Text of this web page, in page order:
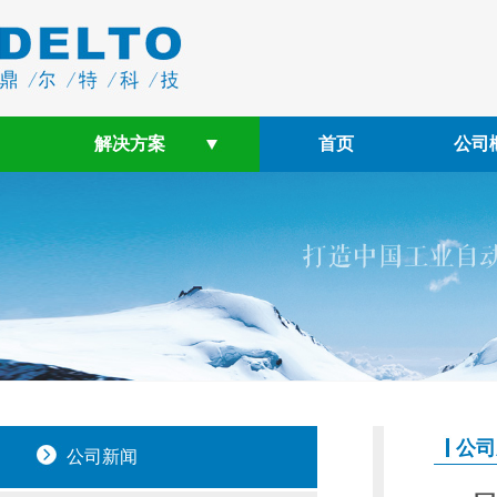
解决方案 首页 公司
公司新闻 公